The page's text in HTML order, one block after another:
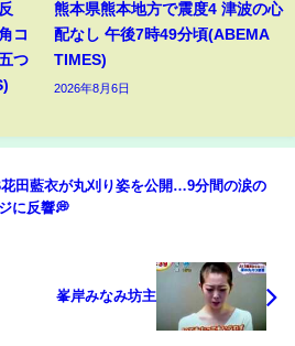
コ
つ
熊本県熊本地方で震度4 津波の心
配なし 午後7時49分頃(ABEMA
TIMES)
2026年8月6日
田藍衣が丸刈り姿を公開…9分間の涙の
に反響💭
峯岸みなみ坊主